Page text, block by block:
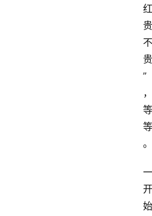
红
贵
不
贵
”
，
等
等
。
一
开
始